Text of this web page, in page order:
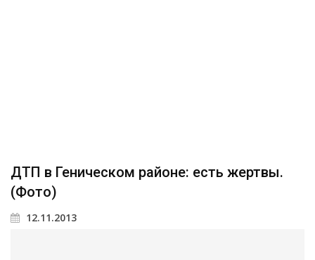
ДТП в Геническом районе: есть жертвы.
(Фото)
12.11.2013